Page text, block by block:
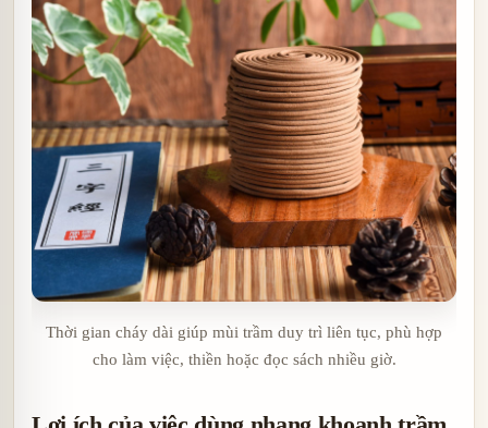
Thời gian cháy dài giúp mùi trầm duy trì liên tục, phù hợp
cho làm việc, thiền hoặc đọc sách nhiều giờ.